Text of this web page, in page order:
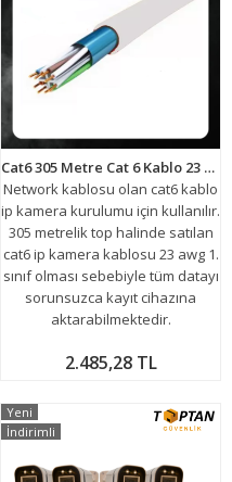
Cat6 305 Metre Cat 6 Kablo 23 AWG İp Kamera Kablosu ARNA-5635
Network kablosu olan cat6 kablo
ip kamera kurulumu için kullanılır.
305 metrelik top halinde satılan
cat6 ip kamera kablosu 23 awg 1.
sınıf olması sebebiyle tüm datayı
sorunsuzca kayıt cihazına
aktarabilmektedir.
2.485,28 TL
Yeni
İndirimli